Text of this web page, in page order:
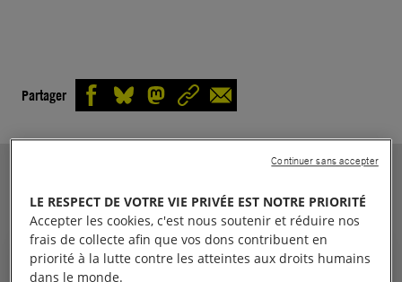
Partager
VOIR AUSSI
ACTUALITÉ
LE RESPECT DE VOTRE VIE PRIVÉE EST NOTRE PRIORITÉ
Accepter les cookies, c'est nous soutenir et réduire nos
frais de collecte afin que vos dons contribuent en
priorité à la lutte contre les atteintes aux droits humains
dans le monde.
Continuer sans accepter